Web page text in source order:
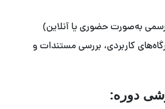
کاربردی، بررسی مستندات و
دوره: